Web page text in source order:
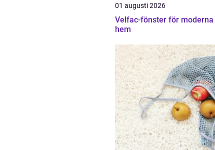
01 augusti 2026
Velfac-fönster för moderna
hem